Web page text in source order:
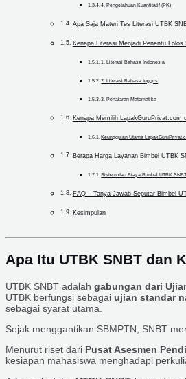
4. Pengetahuan Kuantitatif (PK)
Apa Saja Materi Tes Literasi UTBK
Kenapa Literasi Menjadi Penentu Lolos
1. Literasi Bahasa Indonesia
2. Literasi Bahasa Inggris
3. Penalaran Matematika
Kenapa Memilih
Keunggulan Utama
Berapa Harga Layanan Bimbel UTBK
Sistem dan Biaya Bimbel UTBK SNBT
FAQ – Tanya Jawab Seputar Bimbel
Kesimpulan
Apa Itu UTBK SNBT dan
UTBK SNBT adalah gabungan dari
UTBK berfungsi sebagai ujian standar
sebagai syarat utama.
Sejak menggantikan SBMPTN, SNBT
Menurut riset dari Pusat Asesmen
kesiapan mahasiswa menghadapi